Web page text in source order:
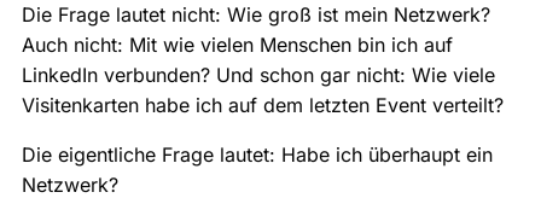
Die Frage lautet nicht: Wie groß ist mein Netzwerk?
Auch nicht: Mit wie vielen Menschen bin ich auf
LinkedIn verbunden? Und schon gar nicht: Wie viele
Visitenkarten habe ich auf dem letzten Event verteilt?
Die eigentliche Frage lautet: Habe ich überhaupt ein
Netzwerk?